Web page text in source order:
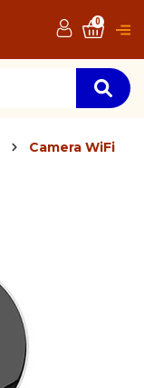
0
Camera WiFi